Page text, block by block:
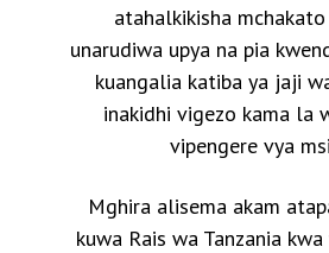
atahalkikisha
unarudiwa upya na pia
kuangalia katiba ya jaji
inakidhi vigezo kama la
vipengere vya
Mghira alisema akam
kuwa Rais wa Tanzania